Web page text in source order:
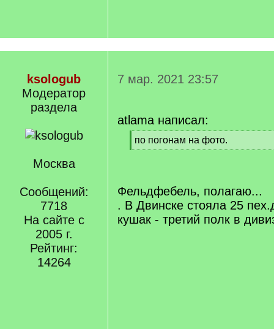
ksologub
Модератор
раздела
Москва
Сообщений:
7718
На сайте с
2005 г.
Рейтинг:
14264
7 мар. 2021 23:57
atlama написал:
[
q
по погонам на фото.
[
Фельдфебель, полагаю...
. В Двинске стояла 25
кушак - третий полк в